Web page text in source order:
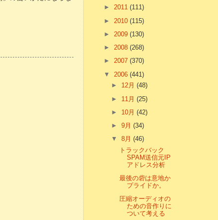
► 2011 (111)
► 2010 (115)
► 2009 (130)
► 2008 (268)
► 2007 (370)
▼ 2006 (441)
► 12月(48)
► 11月(25)
► 10月(42)
►9月(34)
▼8月(46)
トラックバック
SPAM送信元IP
アドレス分析
最後の砦は意地か
プライドか。
圧縮オーディオの
ための音作りに
ついて考える